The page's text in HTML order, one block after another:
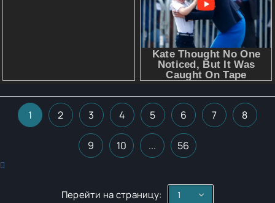
1 2 3 4 5 6 7 8
9 10 ... 56
Перейти на страницу: